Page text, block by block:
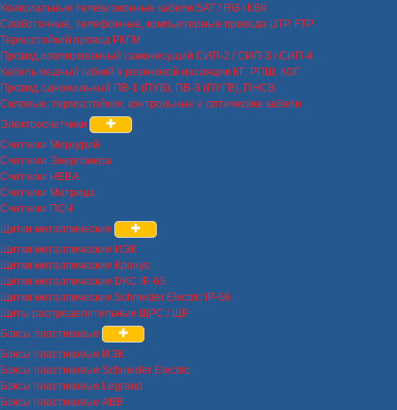
Коаксиальные телевизионные кабели SAT / RG / КВК
Слаботочные, телефонные, компьютерные провода UTP, FTP
Термостойкий провод РКГМ
Провод изолированный самонесущий СИП-2 / СИП-3 / СИП-4
Кабель медный гибкий в резиновой изоляции КГ, РПШ, КОГ
Провод одножильный ПВ-1 (ПУВ), ПВ-3 (ПУГВ), ПНСВ
Силовые, термостойкие, контрольные и оптические кабели
Электросчетчики
Счетчики Меркурий
Счетчики Энергомера
Счетчики НЕВА
Счетчики Матрица
Счетчики ПСЧ
Щитки металлические
Щитки металлические ИЭК
Щитки металлические Кронус
Щитки металлические DKC IP-65
Щитки металлические Schneider Electric IP-66
Щиты распределительные ЩРС / ЩР
Боксы пластиковые
Боксы пластиковые ИЭК
Боксы пластиковые Schneider Electric
Боксы пластиковые Legrand
Боксы пластиковые ABB